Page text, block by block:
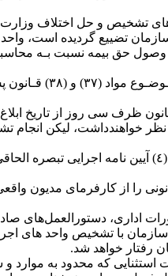
تشخیص و حل اختلاف وزارت
سازمان تضییع گردیده
حق بیمه نسبت بـه محاسبه
‏تذکر ٧‏‏‏‏‏- صدور آراء هیات های
چنانچه کارفرما به مابه التفاوت بدهی تعیین شده توسط سازمان معترض
کارفرما و سازمان مطابق ماده (٤٣) قانون حق
شماره ٥٠٤٤‏‏‏‏‏‏‏‏‏‏/٩٤‏‏‏‏‏‏‏‏‏‏/٥٠٢٠ مورخ ٢٩‏‏‏‏‏‏‏‏‏‏/٠٦‏‏‏‏‏‏‏‏‏‏/١٣٩٤ و کلیه
رفتار خواهد شد.
است استثنایی که محدود به